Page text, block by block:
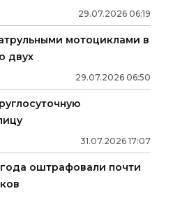
29.07.2026 06:19
мотоциклами в
двух
29.07.2026 06:50
31.07.2026 17:07
оштрафовали почти